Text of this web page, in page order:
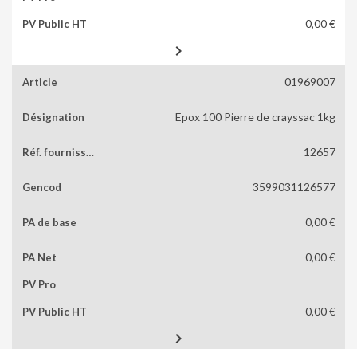
0,00 €

01969007
Epox 100 Pierre de crayssac 1kg
12657
3599031126577
0,00 €
0,00 €
0,00 €
